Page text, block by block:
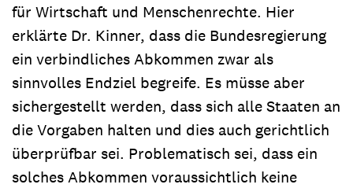
für Wirtschaft und Menschenrechte. Hier
erklärte Dr. Kinner, dass die Bundesregierung
ein verbindliches Abkommen zwar als
sinnvolles Endziel begreife. Es müsse aber
sichergestellt werden, dass sich alle Staaten an
die Vorgaben halten und dies auch gerichtlich
überprüfbar sei. Problematisch sei, dass ein
solches Abkommen voraussichtlich keine